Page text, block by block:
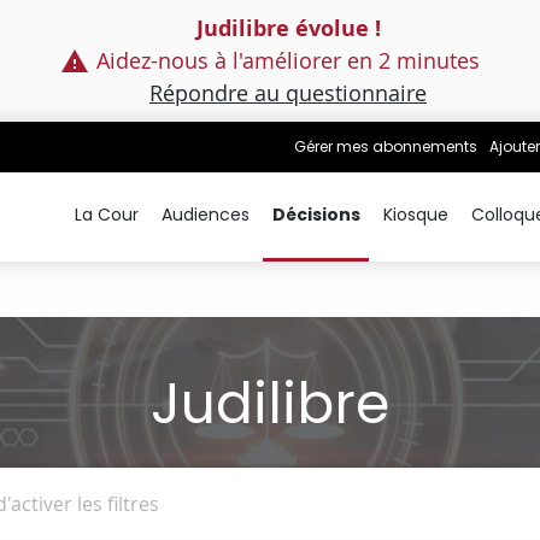
Judilibre évolue !
Aidez-nous à l'améliorer en 2 minutes
Répondre au questionnaire
Gérer mes abonnements
La Cour Audiences Décisions Kiosque
Judilibre